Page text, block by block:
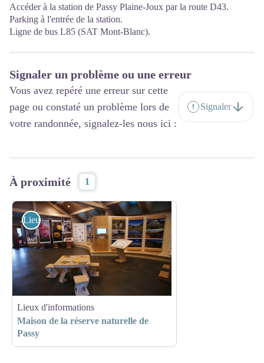
Accéder à la station de Passy Plaine-Joux par la route D43.
Parking à l'entrée de la station.
Ligne de bus L85 (SAT Mont-Blanc).
Signaler un problème ou une erreur
Vous avez repéré une erreur sur cette
page ou constaté un problème lors de
votre randonnée, signalez-les nous ici :
Signaler
À proximité 1
Lieux d'informations
Lieux d'informations
Maison de la réserve naturelle de
Passy